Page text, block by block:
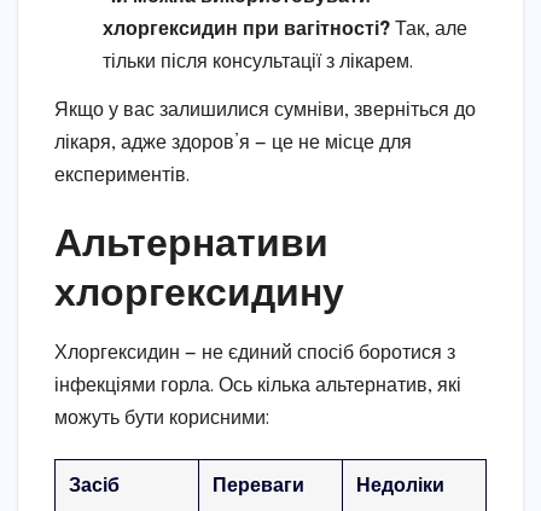
хлоргексидин при вагітності? Так, але
тільки після консультації з лікарем.
Якщо у вас залишилися сумніви, зверніться до
лікаря, адже здоров’я — це не місце для
експериментів.
Альтернативи
хлоргексидину
Хлоргексидин — не єдиний спосіб боротися з
інфекціями горла. Ось кілька альтернатив, які
можуть бути корисними:
Засіб Переваги Недоліки